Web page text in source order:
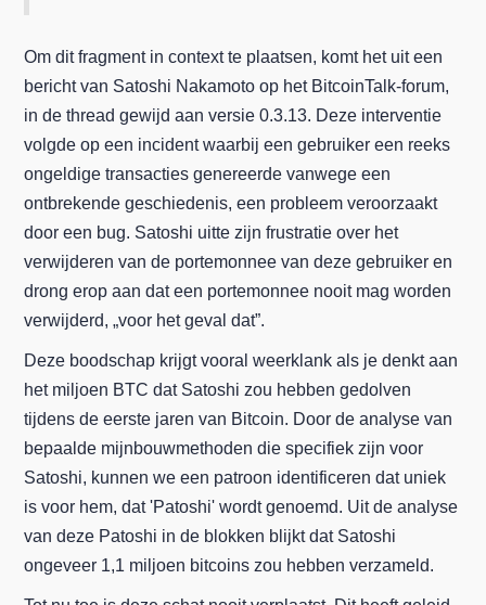
Om dit fragment in context te plaatsen, komt het uit een
bericht van Satoshi Nakamoto op het BitcoinTalk-forum,
in de thread gewijd aan versie 0.3.13. Deze interventie
volgde op een incident waarbij een gebruiker een reeks
ongeldige transacties genereerde vanwege een
ontbrekende geschiedenis, een probleem veroorzaakt
door een bug. Satoshi uitte zijn frustratie over het
verwijderen van de portemonnee van deze gebruiker en
drong erop aan dat een portemonnee nooit mag worden
verwijderd, „voor het geval dat”.
Deze boodschap krijgt vooral weerklank als je denkt aan
het miljoen BTC dat Satoshi zou hebben gedolven
tijdens de eerste jaren van Bitcoin. Door de analyse van
bepaalde mijnbouwmethoden die specifiek zijn voor
Satoshi, kunnen we een patroon identificeren dat uniek
is voor hem, dat 'Patoshi' wordt genoemd. Uit de analyse
van deze Patoshi in de blokken blijkt dat Satoshi
ongeveer 1,1 miljoen bitcoins zou hebben verzameld.